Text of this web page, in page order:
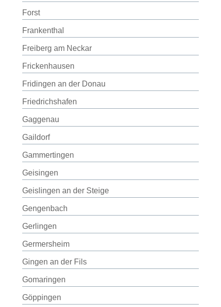
Forst
Frankenthal
Freiberg am Neckar
Frickenhausen
Fridingen an der Donau
Friedrichshafen
Gaggenau
Gaildorf
Gammertingen
Geisingen
Geislingen an der Steige
Gengenbach
Gerlingen
Germersheim
Gingen an der Fils
Gomaringen
Göppingen